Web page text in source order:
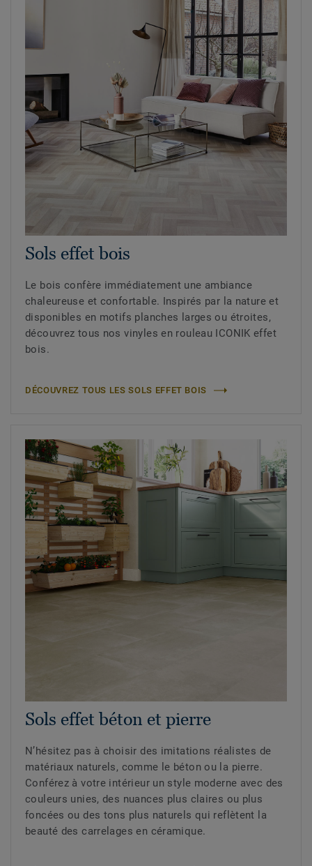
Sols effet bois
Le bois confère immédiatement une ambiance
chaleureuse et confortable. Inspirés par la nature et
disponibles en motifs planches larges ou étroites,
découvrez tous nos vinyles en rouleau ICONIK effet
bois.
DÉCOUVREZ TOUS LES SOLS EFFET BOIS
Sols effet béton et pierre
N’hésitez pas à choisir des imitations réalistes de
matériaux naturels, comme le béton ou la pierre.
Conférez à votre intérieur un style moderne avec des
couleurs unies, des nuances plus claires ou plus
foncées ou des tons plus naturels qui reflètent la
beauté des carrelages en céramique.